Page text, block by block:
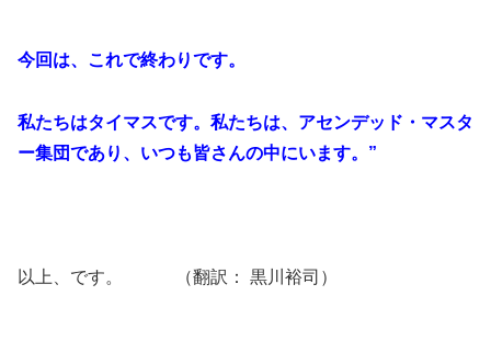
今回は、これで終わりです。
私たちはタイマスです。私たちは、アセンデッド・マスタ
ー集団であり、いつも皆さんの中にいます。”
以上、です。 （翻訳： 黒川裕司）